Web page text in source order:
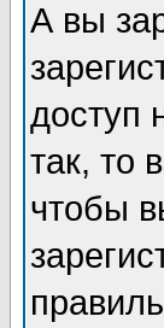
А вы
доступ
так, то
чтобы